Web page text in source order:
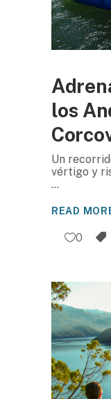
los
Un
vértigo y
READ
0